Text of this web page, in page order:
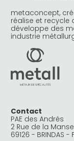
metaconcept,
réalise et recycle
développe des
industrie
Contact
PAE des Andrés
2 Rue de la Manse
69126 - BRINDAS -